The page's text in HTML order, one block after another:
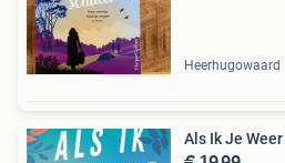
Heerhugowaard
Als Ik Je